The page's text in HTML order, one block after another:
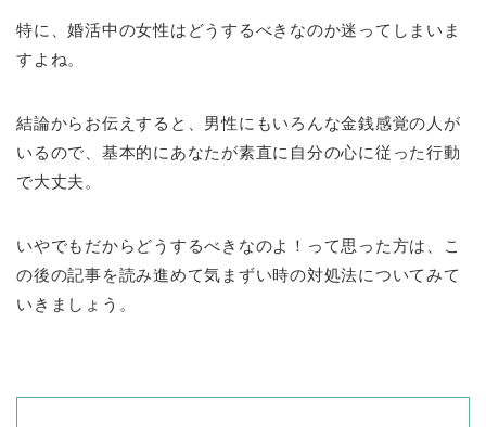
特に、婚活中の女性はどうするべきなのか迷ってしまいま
すよね。
結論からお伝えすると、男性にもいろんな金銭感覚の人が
いるので、基本的にあなたが素直に自分の心に従った行動
で大丈夫。
いやでもだからどうするべきなのよ！って思った方は、こ
の後の記事を読み進めて気まずい時の対処法についてみて
いきましょう。